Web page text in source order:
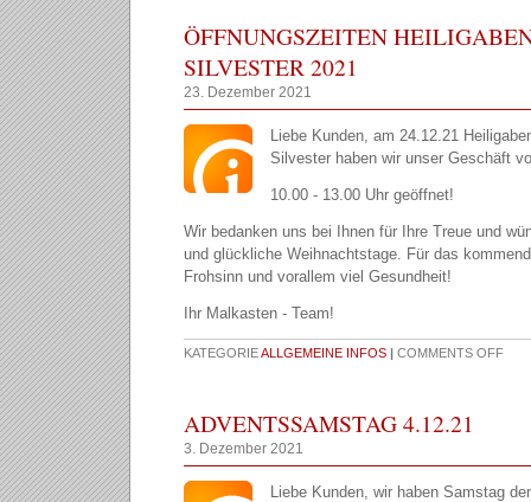
ÖFFNUNGSZEITEN
SILVESTER 2021
23. Dezember 2021
Liebe Kunden, am 24.12.21
Silvester haben wir unser Geschäft
10.00 - 13.00 Uhr geöffnet!
Wir bedanken uns bei Ihnen für Ihre Treue und
und glückliche Weihnachtstage. Für das
Frohsinn und vorallem viel Gesundheit!
Ihr Malkasten - Team!
KATEGORIEALLGEMEINE INFOS | COMMENTS OFF
ADVENTSSAMSTAG 4.12.21
3. Dezember 2021
Liebe Kunden, wir haben Samstag